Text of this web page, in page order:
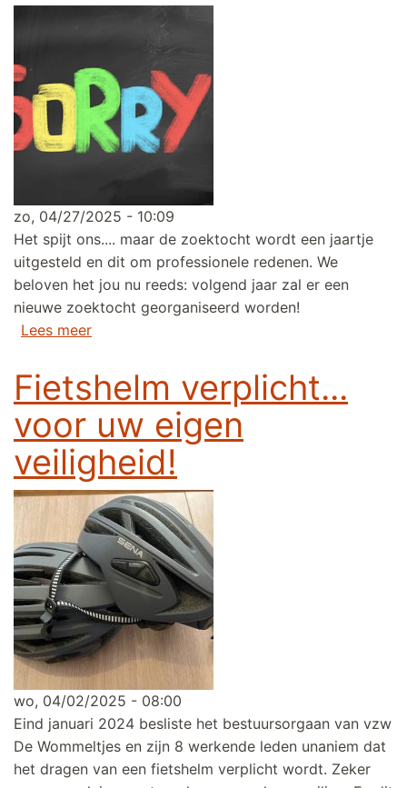
zo, 04/27/2025 - 10:09
Het spijt ons.... maar de zoektocht wordt een jaartje
uitgesteld en dit om professionele redenen. We
beloven het jou nu reeds: volgend jaar zal er een
nieuwe zoektocht georganiseerd worden!
Lees meerover Foto fietszoektocht 2025 gaat niet
Fietshelm verplicht...
voor uw eigen
veiligheid!
wo, 04/02/2025 - 08:00
Eind januari 2024 besliste het bestuursorgaan van vzw
De Wommeltjes en zijn 8 werkende leden unaniem dat
het dragen van een fietshelm verplicht wordt. Zeker